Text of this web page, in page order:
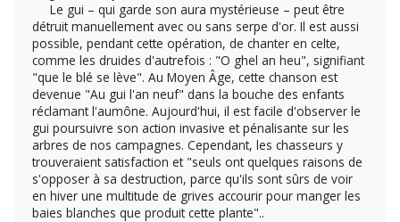
Le gui – qui garde son aura mystérieuse – peut être
détruit manuellement avec ou sans serpe d'or. Il est aussi
possible, pendant cette opération, de chanter en celte,
comme les druides d'autrefois : "O ghel an heu", signifiant
"que le blé se lève". Au Moyen Âge, cette chanson est
devenue "Au gui l'an neuf" dans la bouche des enfants
réclamant l'aumône. Aujourd'hui, il est facile d'observer le
gui poursuivre son action invasive et pénalisante sur les
arbres de nos campagnes. Cependant, les chasseurs y
trouveraient satisfaction et "seuls ont quelques raisons de
s'opposer à sa destruction, parce qu'ils sont sûrs de voir
en hiver une multitude de grives accourir pour manger les
baies blanches que produit cette plante"..